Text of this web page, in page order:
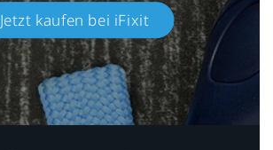
Jetzt kaufen bei iFixit​